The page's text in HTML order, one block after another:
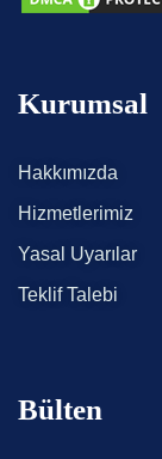
Kurumsal
Hakkımızda
Hizmetlerimiz
Yasal Uyarılar
Teklif Talebi
Bülten